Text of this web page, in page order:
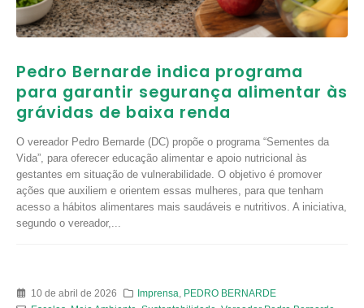
Pedro Bernarde indica programa
para garantir segurança alimentar às
grávidas de baixa renda
O vereador Pedro Bernarde (DC) propõe o programa “Sementes da
Vida”, para oferecer educação alimentar e apoio nutricional às
gestantes em situação de vulnerabilidade. O objetivo é promover
ações que auxiliem e orientem essas mulheres, para que tenham
acesso a hábitos alimentares mais saudáveis e nutritivos. A iniciativa,
segundo o vereador,...
10 de abril de 2026 Imprensa
PEDRO BERNARDE